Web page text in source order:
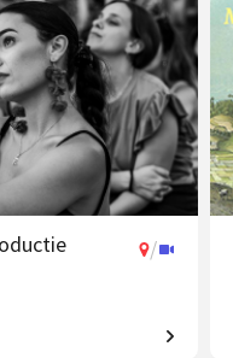
/
van